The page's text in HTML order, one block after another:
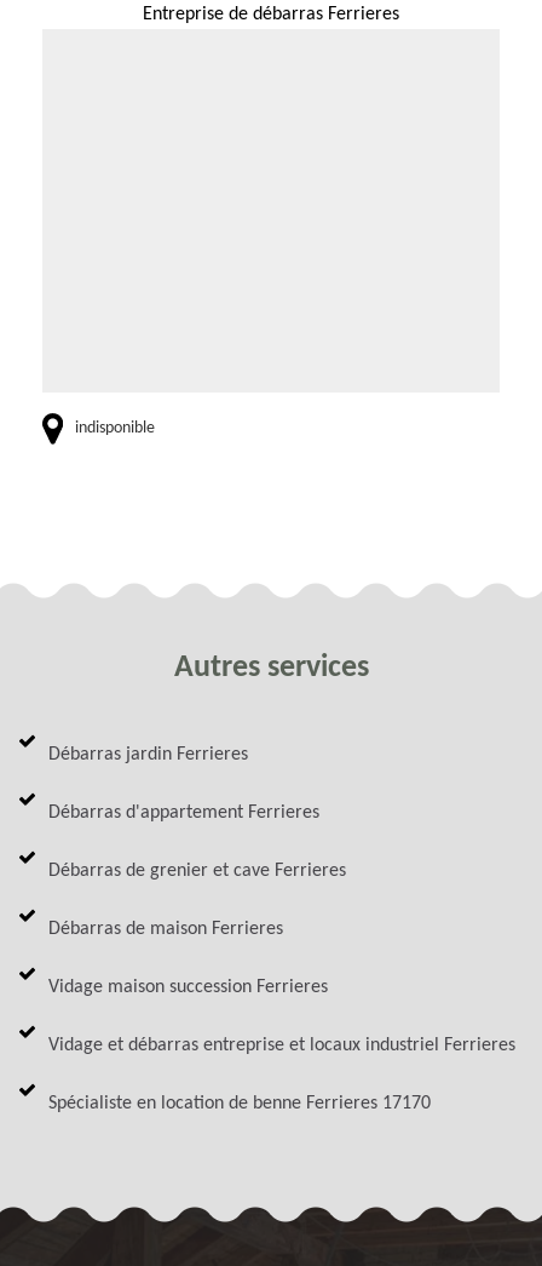
Entreprise de débarras Ferrieres
indisponible
Autres services
Débarras jardin Ferrieres
Débarras d'appartement Ferrieres
Débarras de grenier et cave Ferrieres
Débarras de maison Ferrieres
Vidage maison succession Ferrieres
Vidage et débarras entreprise et locaux industriel Ferrieres
Spécialiste en location de benne Ferrieres 17170